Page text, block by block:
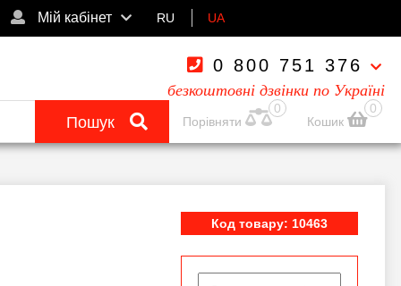
Мій кабінет RU UA
0 800 751 376
безкоштовні дзвінки по Україні
Пошук
0
Порівняти
0
Кошик
Код товару: 10463